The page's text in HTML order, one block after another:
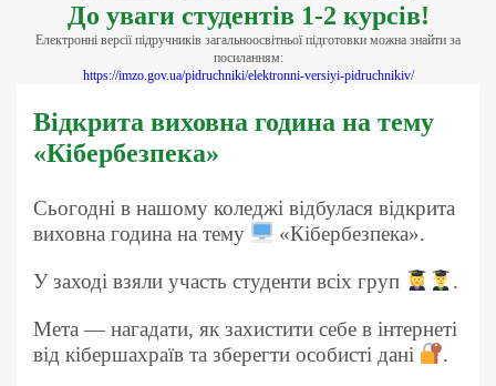
До уваги студентів 1-2 курсів!
Електронні версії підручників загальноосвітньої підготовки можна знайти за
посиланням:
https://imzo.gov.ua/pidruchniki/elektronni-versiyi-pidruchnikiv/
Відкрита виховна година на тему
«Кібербезпека»
Сьогодні в нашому коледжі відбулася відкрита
виховна година на тему
«Кібербезпека».
У заході взяли участь студенти всіх груп .
Мета — нагадати, як захистити себе в інтернеті
від кібершахраїв та зберегти особисті дані
.